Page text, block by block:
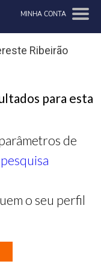
MINHA CONTA
Ribeirão
para esta
de
o seu perfil